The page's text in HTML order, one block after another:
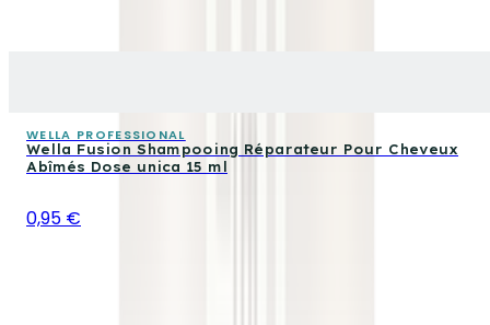
WELLA PROFESSIONAL
Wella Fusion Shampooing Réparateur Pour Cheveux
Abîmés Dose unica 15 ml
0,95 €